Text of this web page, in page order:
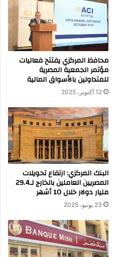
محافظ المركزي يفتتح فعاليات
مؤتمر الجمعية المصرية
للمتداولين بالأسواق المالية
12 أكتوبر، 2025
البنك المركزي: ارتفاع تحويلات
المصريين العاملين بالخارج لـ29.4
مليار دولار خلال 10 أشهر
23 يونيو، 2025